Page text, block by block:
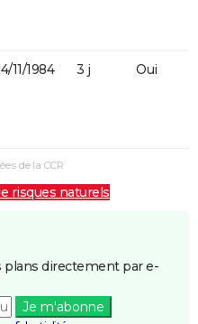
11/1984 3 j Oui
de la CCR
risques naturels
plans directement par e-
Je m'abonne